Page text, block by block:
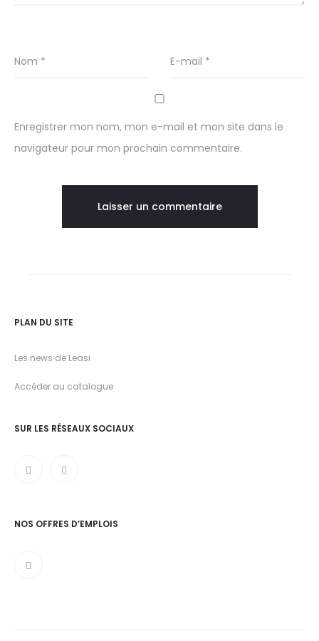
Nom * E-mail *
Enregistrer mon nom, mon e-mail et mon site dans le
navigateur pour mon prochain commentaire.
PLAN DU SITE
Les news de Leasi
Accéder au catalogue
SUR LES RÉSEAUX SOCIAUX
NOS OFFRES D’EMPLOIS